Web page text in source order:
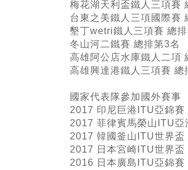
梅花湖天利盃鐵人三項賽
台東之美鐵人三項國際賽
墾丁wetri鐵人三項賽 總排
冬山河二鐵賽 總排第3名
高雄阿公店水庫鐵人二項
高雄興達港鐵人三項賽 總
國家代表隊參加國外賽事
2017 印尼巨港ITU亞錦賽
2017 菲律賓馬榮山ITU亞
2017 韓國釜山ITU世界盃
2017 日本宮崎ITU世界盃
2016 日本廣島ITU亞錦賽